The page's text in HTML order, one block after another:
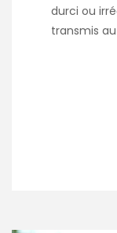
durci ou
transmis